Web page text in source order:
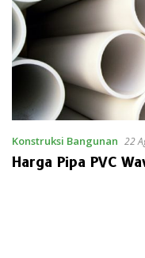
Konstruksi Bangunan 22
Harga Pipa PVC